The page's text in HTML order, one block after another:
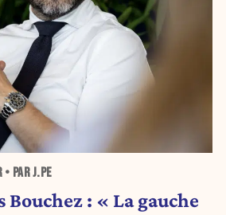
• PAR J.PE
Bouchez : « La gauche